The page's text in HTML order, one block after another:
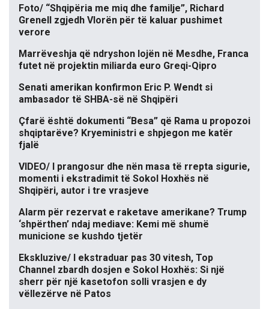
Foto/ “Shqipëria me miq dhe familje”, Richard
Grenell zgjedh Vlorën për të kaluar pushimet
verore
Marrëveshja që ndryshon lojën në Mesdhe, Franca
futet në projektin miliarda euro Greqi-Qipro
Senati amerikan konfirmon Eric P. Wendt si
ambasador të SHBA-së në Shqipëri
Çfarë është dokumenti “Besa” që Rama u propozoi
shqiptarëve? Kryeministri e shpjegon me katër
fjalë
VIDEO/ I prangosur dhe nën masa të rrepta sigurie,
momenti i ekstradimit të Sokol Hoxhës në
Shqipëri, autor i tre vrasjeve
Alarm për rezervat e raketave amerikane? Trump
‘shpërthen’ ndaj mediave: Kemi më shumë
municione se kushdo tjetër
Ekskluzive/ I ekstraduar pas 30 vitesh, Top
Channel zbardh dosjen e Sokol Hoxhës: Si një
sherr për një kasetofon solli vrasjen e dy
vëllezërve në Patos